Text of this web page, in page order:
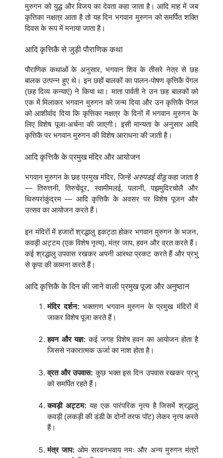
मुरुगन को युद्ध और विजय का देवता कहा जाता है। आदि माह में जब
कृत्तिका नक्षत्र आता है तो यह दिन भगवान मुरुगन को समर्पित शक्ति
दिवस के रूप में मनाया जाता है।
आदि कृत्तिकै से जुड़ी पौराणिक कथा
पौराणिक कथाओं के अनुसार, भगवान शिव के तीसरे नेत्र से छह
बालक उत्पन्न हुए थे। इन छहों बालकों का पालन-पोषण कृत्तिकै पेंगल
(छह दिव्य कन्याएं) ने किया था। माता पार्वती ने उन छह बालकों को
एक में मिलाकर भगवान मुरुगन को जन्म दिया और उन कृत्तिकै पेंगल
को आशीर्वाद दिया कि कृत्तिका नक्षत्र के दिनों में भगवान मुरुगन के
लिए विशेष पूजा-अर्चना की जाएगी। इसी मान्यता के अनुसार आदि
कृत्तिकै पर भगवान मुरुगन की विशेष आराधना की जाती है।
आदि कृत्तिकै के प्रमुख मंदिर और आयोजन
भगवान मुरुगन के छह प्रमुख मंदिर, जिन्हें अरुपडई वीडुकहा जाता है
— तिरुत्तनी, तिरुचेंदूर, स्वामीमलई, पलानी, पझमुदिरचोलै और
थिरुपरांकुंद्रम — आदि कृत्तिकै के अवसर पर विशेष पूजन और
उत्सव का आयोजन करते हैं।
इन मंदिरों में हजारों श्रद्धालु इकट्ठा होकर भगवान मुरुगन के भजन,
कवड़ी अट्टम (एक विशेष नृत्य), मंत्र जाप, हवन और व्रत करते हैं।
कई श्रद्धालु उपवास रखकर अपनी आस्था प्रकट करते हैं और प्रभु
से कृपा की कामना करते हैं।
आदि कृत्तिकै के दिन की जाने वाली प्रमुख पूजा और अनुष्ठान
मंदिर दर्शन: भक्तगण भगवान मुरुगन के प्रमुख मंदिरों में
जाकर विशेष पूजा करते हैं।
हवन और यज्ञ: कई जगह विशेष हवन का आयोजन होता है
जिससे नकारात्मक ऊर्जा का नाश होता है।
व्रत और उपवास: कुछ भक्त इस दिन उपवास रखकर प्रभु
को समर्पित रहते हैं।
कवड़ी अट्टम: यह एक पारंपरिक नृत्य है जिसमें श्रद्धालु
कवड़ी (लकड़ी की डंडी के दोनों तरफ पॉट) लेकर नृत्य करते
हैं।
मंत्र जाप: ओम सरवनभवाय नमः और अन्य मुरुगन मंत्रों